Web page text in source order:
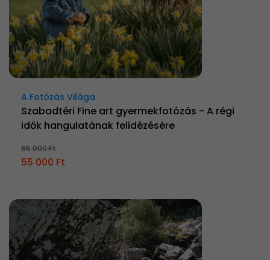
A Fotózás Világa
Szabadtéri Fine art gyermekfotózás - A régi
idők hangulatának felidézésére
65 000 Ft
55 000 Ft